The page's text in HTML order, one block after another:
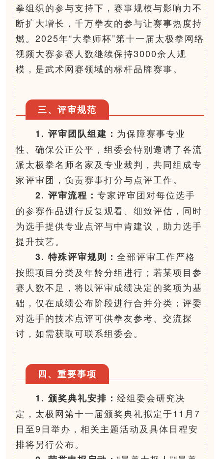
拳组织的参与支持下，赛事规模与影响力不
断扩大增长，千万拳友的参与让赛事热度持
燃。2025年“大拳师杯”第十一届太极拳网络
视频大赛参赛人数继续保持3000余人规
模，是武术网赛领域的标杆品牌赛事。
三、评审规范
1. 评审团队组建： 为保障赛事专业
性、确保公正公平，组委会特别邀请了各流
派太极拳名师名家及专业裁判，共同组成专
家评审团，负责赛事打分与点评工作。
2. 评审流程： 专家评审团对每位选手
的参赛作品进行反复观看、细致评估，同时
为选手提供专业点评与中肯建议，助力选手
提升技艺。
3. 特殊评审规则： 全部评审工作严格
按照项目分类及年龄分组进行；若某项目参
赛人数不足，将以评审成绩决定的奖项为基
础，仅在成绩公布阶段进行合并分类；评委
对选手的技术点评可供拳友参考、交流探
讨，如需获取可联系组委会。
四、重要事项
1. 颁奖典礼安排： 经组委会研究决
定，太极网第十一届颁奖典礼拟定于11月7
日至9日举办，相关主题活动及具体日程安
排将另行公布。